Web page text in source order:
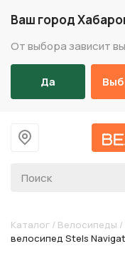
Ваш город
От выбора зависит
Да
Каталог / Велосипеды /
велосипед Stels